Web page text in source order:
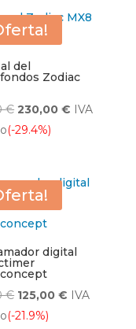
del
Zodiac
€ El
precio
326,00 €.
230,00€ El
230,00 €.
IVA
(-29.4%)
digital
€ El
precio
125,00€ El
IVA
(-21.9%)